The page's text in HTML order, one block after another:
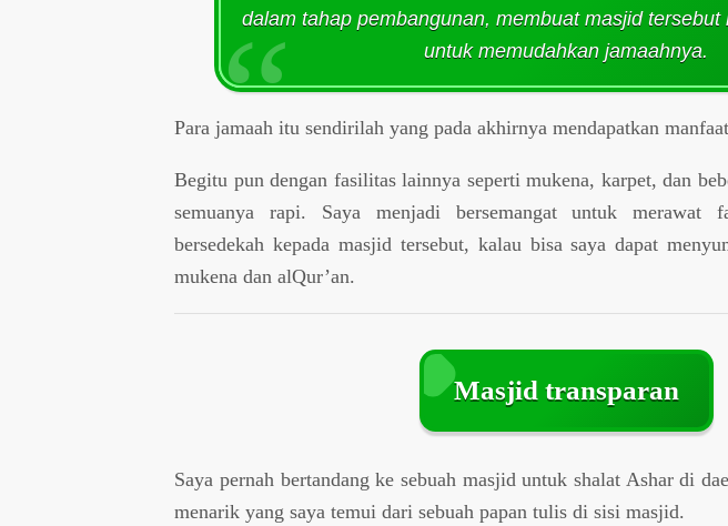
dalam tahap pembangunan, membuat masjid tersebut
untuk memudahkan jamaahnya.
Para jamaah itu sendirilah yang pada akhirnya mendapatkan
Begitu pun dengan fasilitas lainnya seperti mukena, karpet, dan
semuanya rapi. Saya menjadi bersemangat untuk merawat
bersedekah kepada masjid tersebut, kalau bisa saya dapat
mukena dan alQur’an.
Masjid transparan
Saya pernah bertandang ke sebuah masjid untuk shalat Ashar di
menarik yang saya temui dari sebuah papan tulis di sisi masjid.